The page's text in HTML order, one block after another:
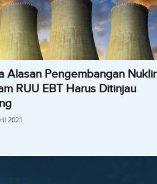
Alasan Pengembangan Nuklir
RUU EBT Harus Ditinjau
2021